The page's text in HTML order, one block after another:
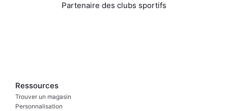
Partenaire des clubs sportifs
Ressources
Trouver un magasin
Personnalisation